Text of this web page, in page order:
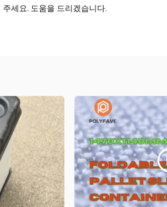
세요. 도움을 드리겠습니다.